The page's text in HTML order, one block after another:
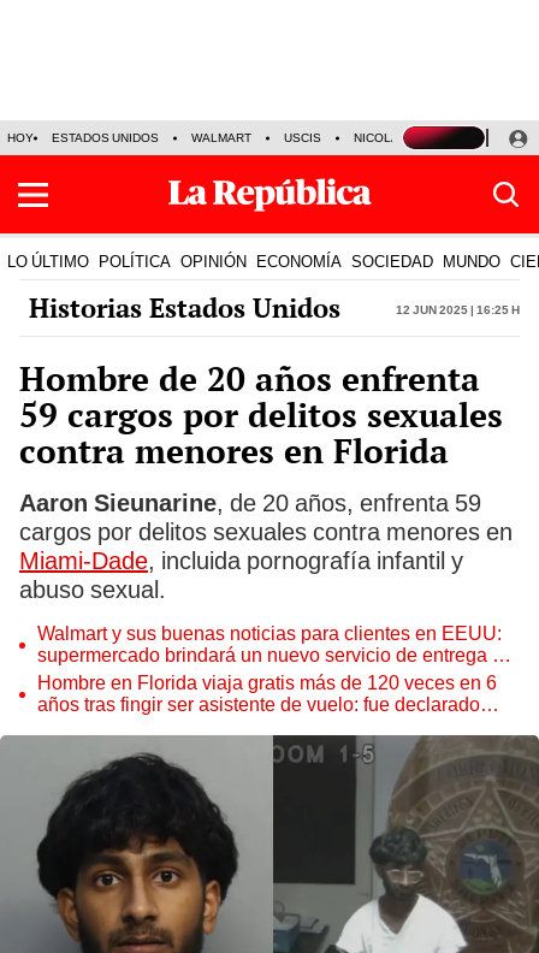
HOY ESTADOS UNIDOS WALMART USCIS NICOLÁS MADURO P-8
LO ÚLTIMO POLÍTICA OPINIÓN ECONOMÍA SOCIEDAD MUNDO
Historias Estados Unidos 12 Jun 2025 | 16:25 h
Hombre de 20 años enfrenta
59 cargos por delitos sexuales
contra menores en Florida
Aaron Sieunarine, de 20 años, enfrenta 59
cargos por delitos sexuales contra menores en
Miami-Dade, incluida pornografía infantil y
abuso sexual.
Walmart y sus buenas noticias para clientes en EEUU:
supermercado brindará un nuevo servicio de entrega en
2025
Hombre en Florida viaja gratis más de 120 veces en 6
años tras fingir ser asistente de vuelo: fue declarado